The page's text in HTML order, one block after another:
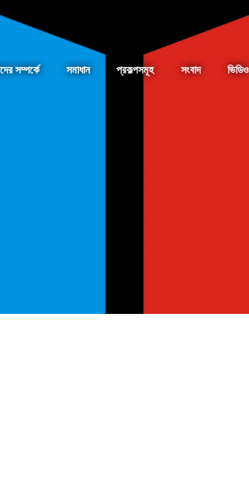
সম্পর্কে সমাধান প্রকল্পসমূহ সংবাদ ভিডিও